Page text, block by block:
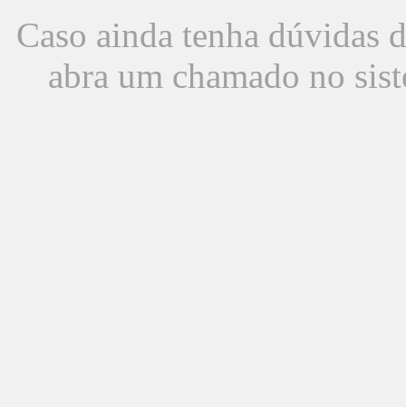
Caso ainda tenha dúvidas
abra um chamado no